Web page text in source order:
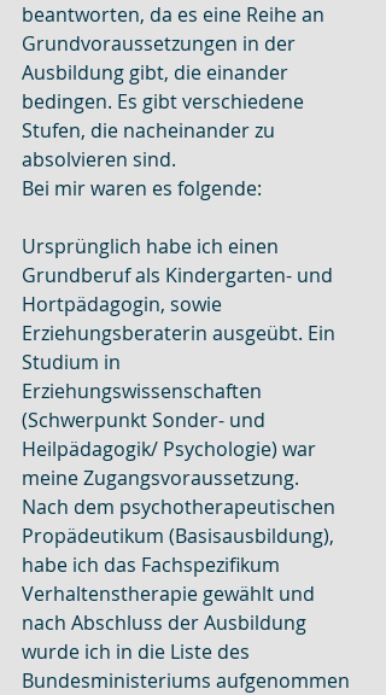
beantworten, da es eine Reihe an
Grundvoraussetzungen in der
Ausbildung gibt, die einander
bedingen. Es gibt verschiedene
Stufen, die nacheinander zu
absolvieren sind.
Bei mir waren es folgende:
Ursprünglich habe ich einen
Grundberuf als Kindergarten- und
Hortpädagogin, sowie
Erziehungsberaterin ausgeübt. Ein
Studium in
Erziehungswissenschaften
(Schwerpunkt Sonder- und
Heilpädagogik/ Psychologie) war
meine Zugangsvoraussetzung.
Nach dem psychotherapeutischen
Propädeutikum (Basisausbildung),
habe ich das Fachspezifikum
Verhaltenstherapie gewählt und
nach Abschluss der Ausbildung
wurde ich in die Liste des
Bundesministeriums aufgenommen